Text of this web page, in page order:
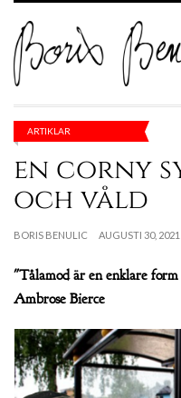
ARTIKLAR
en corny
och våld
BORIS BENULIC AUGUSTI 30, 2021
"Tålamod är en enklare
Ambrose Bierce